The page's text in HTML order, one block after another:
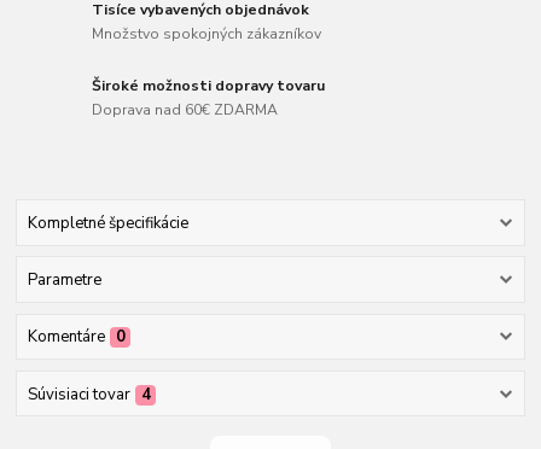
Tisíce vybavených objednávok
Množstvo spokojných zákazníkov
Široké možnosti dopravy tovaru
Doprava nad 60€ ZDARMA
Kompletné špecifikácie
Parametre
Komentáre 0
Súvisiaci tovar 4